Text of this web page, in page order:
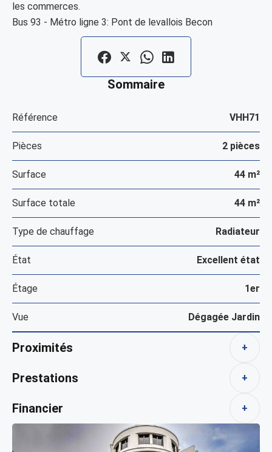
les commerces.
Bus 93 - Métro ligne 3: Pont de levallois Becon
Sommaire
Référence VHH71
Pièces 2 pièces
Surface 44 m²
Surface totale 44 m²
Type de chauffage Radiateur
État Excellent état
Étage 1er
Vue Dégagée Jardin
Proximités +
Prestations +
Financier +